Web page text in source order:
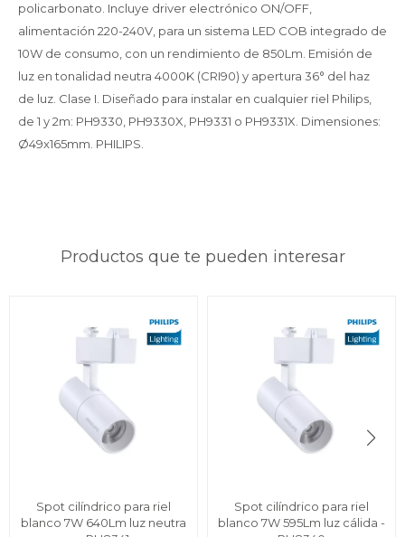
policarbonato. Incluye driver electrónico ON/OFF,
alimentación 220-240V, para un sistema LED COB integrado de
10W de consumo, con un rendimiento de 850Lm. Emisión de
luz en tonalidad neutra 4000K (CRI90) y apertura 36° del haz
de luz. Clase I. Diseñado para instalar en cualquier riel Philips,
de 1 y 2m: PH9330, PH9330X, PH9331 o PH9331X. Dimensiones:
Ø49x165mm. PHILIPS.
Productos que te pueden interesar
Spot cilíndrico para riel
blanco 7W 640Lm luz neutra
Spot cilíndrico para riel
blanco 7W 595Lm luz cálida -